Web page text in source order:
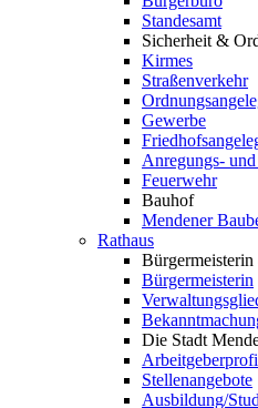
Standesamt
Sicherheit &
Kirmes
Straßenverkehr
Gewerbe
Anregungs-
Feuerwehr
Bauhof
Mendener
Rathaus
Bürgermeisterin
Die Stadt
Stellenangebote
Ausbildung/